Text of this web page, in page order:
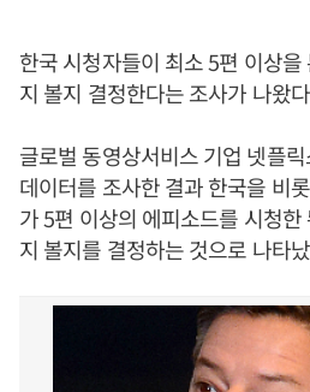
한국 시청자들이 최소 5편 이상
지 볼지 결정한다는 조사가 나왔
글로벌 동영상서비스 기업 넷플
데이터를 조사한 결과 한국을 비
가 5편 이상의 에피소드를 시청
지 볼지를 결정하는 것으로 나타